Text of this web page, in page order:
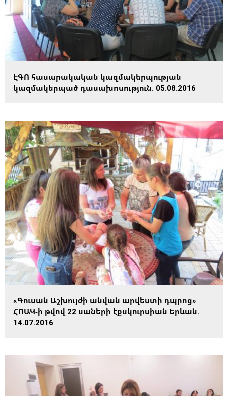
ԷԳՈ հասարակական կազմակերպության
կազմակերպած դասախոսություն. 05.08.2016
«Գուսան Աշխույժի անվան արվեստի դպրոց»
ՀՈԱԿ-ի թվով 22 սաների էքսկուրսիան Երևան.
14.07.2016